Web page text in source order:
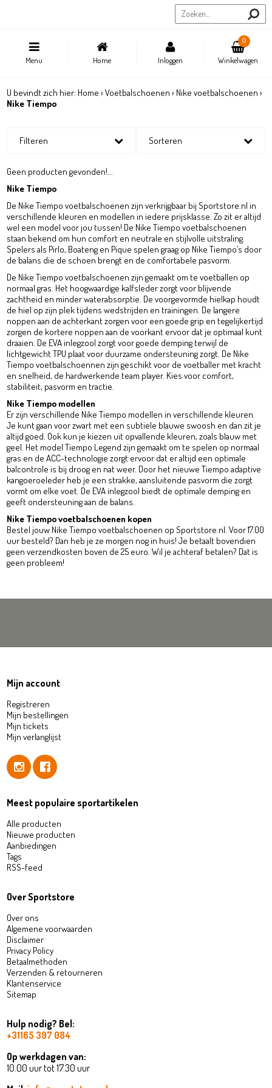
Menu Home Inloggen Winkelwagen
0
U bevindt zich hier: Home ›Voetbalschoenen › Nike voetbalschoenen ›
Nike Tiempo
Filteren Sorteren
Geen producten gevonden!...
Nike Tiempo
De Nike Tiempo voetbalschoenen zijn verkrijgbaar bij Sportstore.nl in
verschillende kleuren en modellen in iedere prijsklasse. Zo zit er altijd
wel een model voor jou tussen! De Nike Tiempo voetbalschoenen
staan bekend om hun comfort en neutrale en stijlvolle uitstraling.
Spelers als Pirlo, Boateng en Pique spelen graag op Nike Tiempo’s door
de balans die de schoen brengt en de comfortabele pasvorm.
De Nike Tiempo voetbalschoenen zijn gemaakt om te voetballen op
normaal gras. Het hoogwaardige kalfsleder zorgt voor blijvende
zachtheid en minder waterabsorptie. De voorgevormde hielkap houdt
de hiel op zijn plek tijdens wedstrijden en trainingen. De langere
noppen aan de achterkant zorgen voor een goede grip en tegelijkertijd
zorgen de kortere noppen aan de voorkant ervoor dat je optimaal kunt
draaien. De EVA inlegzool zorgt voor goede demping terwijl de
lichtgewicht TPU plaat voor duurzame ondersteuning zorgt. De Nike
Tiempo voetbalschoennen zijn geschikt voor de voetballer met kracht
en snelheid, de hardwerkende team player. Kies voor comfort,
stabiliteit, pasvorm en tractie.
Nike Tiempo modellen
Er zijn verschillende Nike Tiempo modellen in verschillende kleuren.
Je kunt gaan voor zwart met een subtiele blauwe swoosh en dan zit je
altijd goed. Ook kun je kiezen uit opvallende kleuren, zoals blauw met
geel. Het model Tiempo Legend zijn gemaakt om te spelen op normaal
gras en de ACC-technologie zorgt ervoor dat er altijd een optimale
balcontrole is bij droog en nat weer. Door het nieuwe Tiempo adaptive
kangoeroeleder heb je een strakke, aansluitende pasvorm die zorgt
vormt om elke voet. De EVA inlegzool biedt de optimale demping en
geeft ondersteuning aan de balans.
Nike Tiempo voetbalschoenen kopen
Bestel jouw Nike Tiempo voetbalschoenen op Sportstore.nl. Voor 17.00
uur besteld? Dan heb je ze morgen nog in huis! Je betaalt bovendien
geen verzendkosten boven de 25 euro. Wil je achteraf betalen? Dat is
geen probleem!
Mijn account
Registreren
Mijn bestellingen
Mijn tickets
Mijn verlanglijst
Meest populaire sportartikelen
Alle producten
Nieuwe producten
Aanbiedingen
Tags
RSS-feed
Over Sportstore
Over ons
Algemene voorwaarden
Disclaimer
Privacy Policy
Betaalmethoden
Verzenden & retourneren
Klantenservice
Sitemap
Hulp nodig? Bel:
+31165 397 084
Op werkdagen van:
10.00 uur tot 17.30 uur